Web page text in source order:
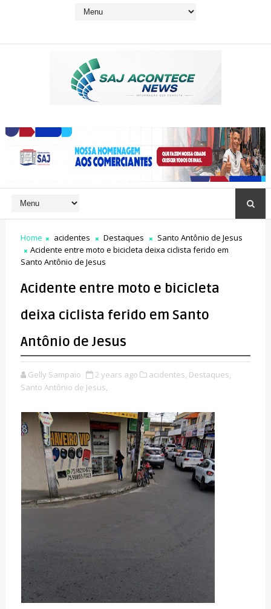
Home acidentes Destaques
Santo Antônio de Jesus
Acidente entre moto e bicicleta deixa ciclista ferido em
Santo Antônio de Jesus
Acidente entre moto e bicicleta
deixa ciclista ferido em Santo
Antônio de Jesus
Gelly Sampaio 2 years ago acidentes, Destaques,
Santo Antônio de Jesus,